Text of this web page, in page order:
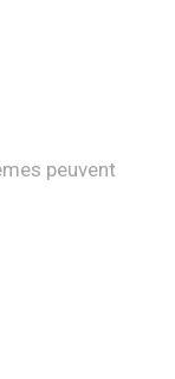
peuvent